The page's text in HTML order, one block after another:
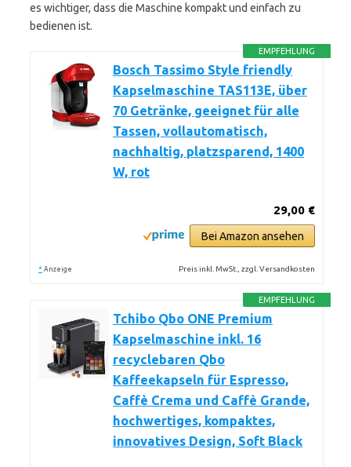
es wichtiger, dass die Maschine kompakt und einfach zu
bedienen ist.
EMPFEHLUNG
Bosch Tassimo Style friendly
Kapselmaschine TAS113E, über
70 Getränke, geeignet für alle
Tassen, vollautomatisch,
nachhaltig, platzsparend, 1400
W, rot
29,00 €
Bei Amazon ansehen
* Anzeige Preis inkl. MwSt., zzgl. Versandkosten
EMPFEHLUNG
Tchibo Qbo ONE Premium
Kapselmaschine inkl. 16
recyclebaren Qbo
Kaffeekapseln für Espresso,
Caffè Crema und Caffè Grande,
hochwertiges, kompaktes,
innovatives Design, Soft Black